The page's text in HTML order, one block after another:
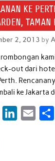
d
I
n
KE
2, 2013 by
out dari
ke Jakarta
W